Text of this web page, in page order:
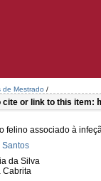
de Mestrado /
cite or link to this item:
felino associado à
Santos
da Silva
Cabrita